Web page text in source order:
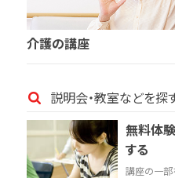
介護の講座
説明会・教室などを探
無料体
する
講座の一部